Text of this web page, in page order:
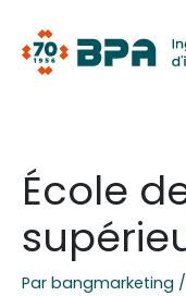
contenu
École
Par bangmarketing /